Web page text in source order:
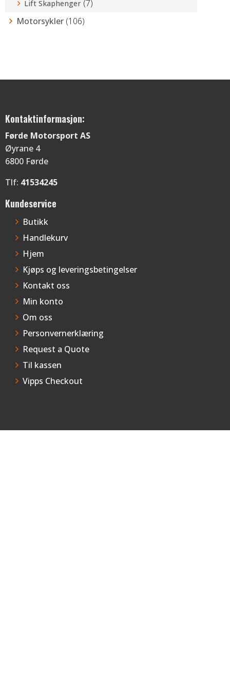
Lift Skaphenger (7)
Motorsykler (106)
Kontaktinformasjon:
Førde Motorsport AS
Øyrane 4
6800 Førde
Tlf: 41534245
Kundeservice
Butikk
Handlekurv
Hjem
Kjøps og leveringsbetingelser
Kontakt oss
Min konto
Om oss
Personvernerklæring
Request a Quote
Til kassen
Vipps Checkout